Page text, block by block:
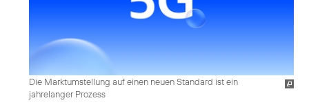
Die Marktumstellung auf einen neuen Standard ist ein
jahrelanger Prozess